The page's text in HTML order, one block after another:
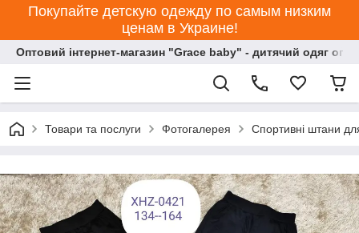
Покупайте детскую одежду по самым низким
ценам в Украине!
Оптовий інтернет-магазин "Grace baby" - дитячий одяг
Товари та послуги Фотогалерея Спортивні штани